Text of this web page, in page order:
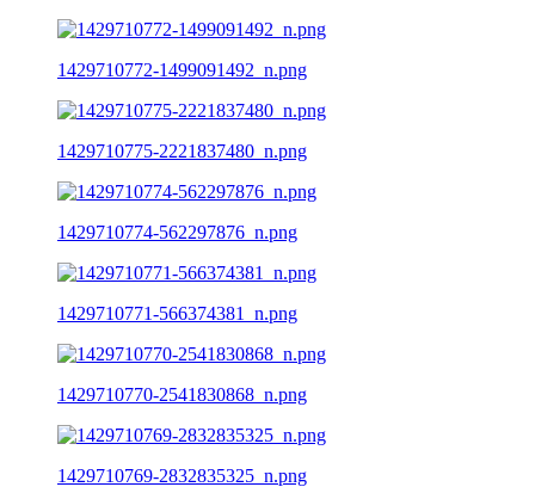
1429710772-1499091492_n.png
1429710775-2221837480_n.png
1429710774-562297876_n.png
1429710771-566374381_n.png
1429710770-2541830868_n.png
1429710769-2832835325_n.png